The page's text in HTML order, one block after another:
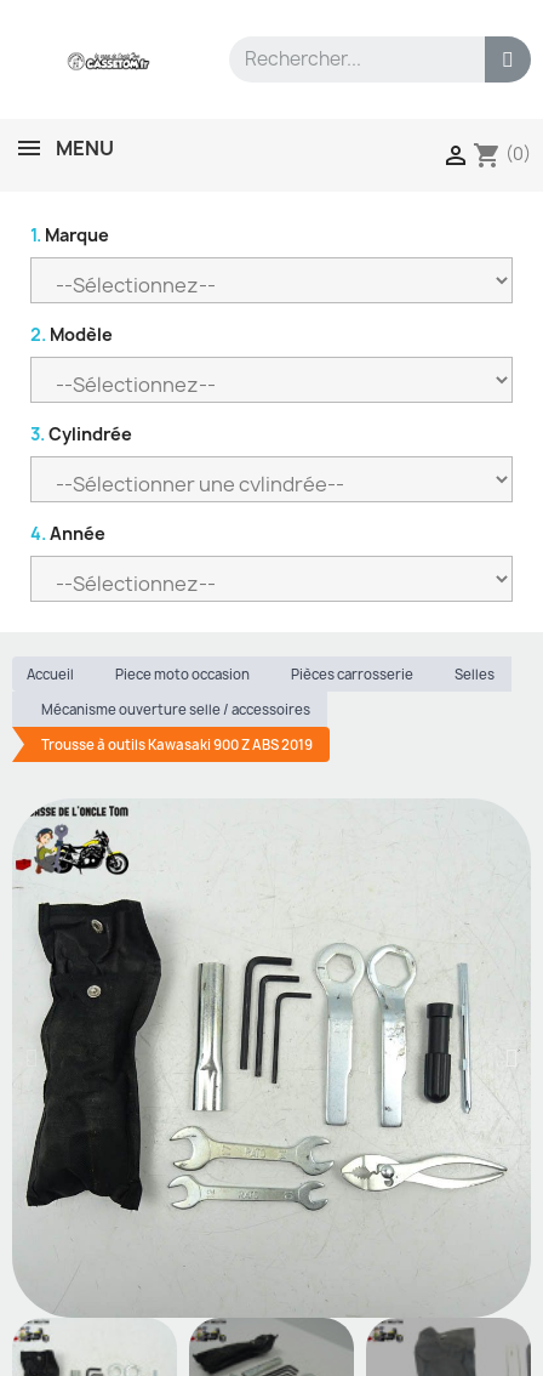
MENU  shopping_cart (0)
1. Marque
2. Modèle
3. Cylindrée
4. Année
Accueil Piece moto occasion Pièces carrosserie
Selles
Mécanisme ouverture selle / accessoires
Trousse à outils Kawasaki 900 Z ABS 2019